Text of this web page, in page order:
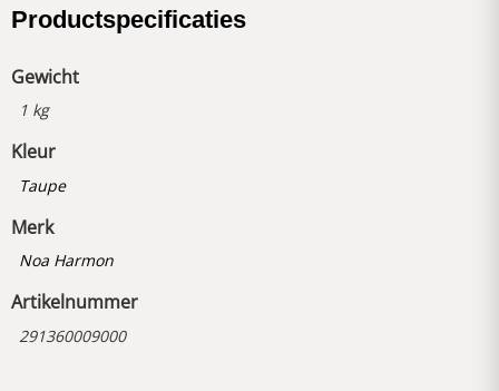
Productspecificaties
Gewicht
1 kg
Kleur
Taupe
Merk
Noa Harmon
Artikelnummer
291360009000